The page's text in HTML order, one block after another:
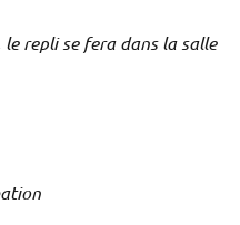
le repli se fera dans la salle